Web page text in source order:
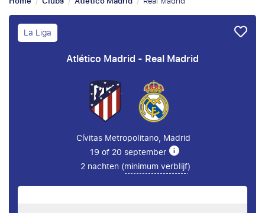
La Liga
Atlético Madrid - Real Madrid
Cívitas Metropolitano, Madrid
19 of 20 september
2 nachten (minimum verblijf)